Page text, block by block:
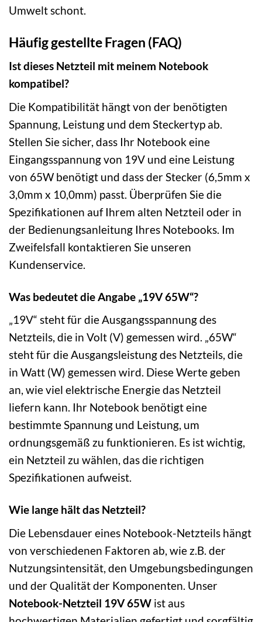
Umwelt schont.
Häufig gestellte Fragen (FAQ)
Ist dieses Netzteil mit meinem Notebook
kompatibel?
Die Kompatibilität hängt von der benötigten
Spannung, Leistung und dem Steckertyp ab.
Stellen Sie sicher, dass Ihr Notebook eine
Eingangsspannung von 19V und eine Leistung
von 65W benötigt und dass der Stecker (6,5mm x
3,0mm x 10,0mm) passt. Überprüfen Sie die
Spezifikationen auf Ihrem alten Netzteil oder in
der Bedienungsanleitung Ihres Notebooks. Im
Zweifelsfall kontaktieren Sie unseren
Kundenservice.
Was bedeutet die Angabe „19V 65W“?
„19V“ steht für die Ausgangsspannung des
Netzteils, die in Volt (V) gemessen wird. „65W“
steht für die Ausgangsleistung des Netzteils, die
in Watt (W) gemessen wird. Diese Werte geben
an, wie viel elektrische Energie das Netzteil
liefern kann. Ihr Notebook benötigt eine
bestimmte Spannung und Leistung, um
ordnungsgemäß zu funktionieren. Es ist wichtig,
ein Netzteil zu wählen, das die richtigen
Spezifikationen aufweist.
Wie lange hält das Netzteil?
Die Lebensdauer eines Notebook-Netzteils hängt
von verschiedenen Faktoren ab, wie z.B. der
Nutzungsintensität, den Umgebungsbedingungen
und der Qualität der Komponenten. Unser
Notebook-Netzteil 19V 65W ist aus